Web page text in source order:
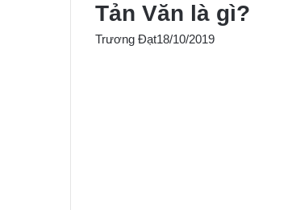
Tản Văn là gì?
Trương Đạt18/10/2019